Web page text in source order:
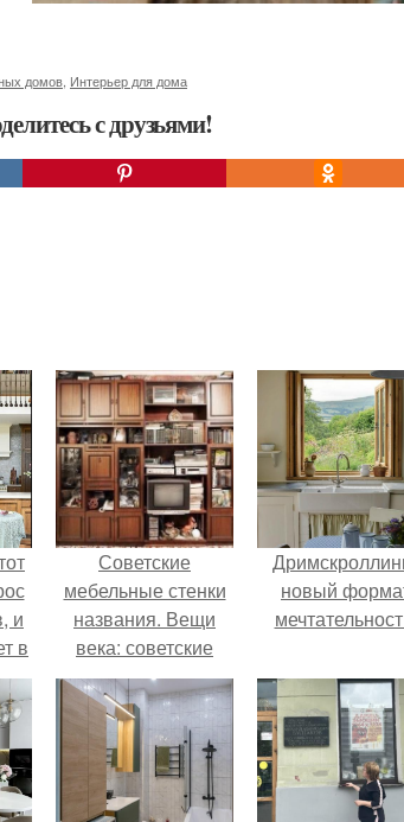
домов Интерьер для дома
с друзьями!
и
в
Советские
мебельные стенки
названия. Вещи
века: советские
стенки 80-х.
новый